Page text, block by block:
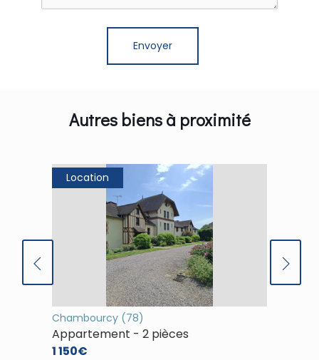
Autres biens à proximité
Location
Chambourcy (78)
Appartement - 2 pièces
1 150€